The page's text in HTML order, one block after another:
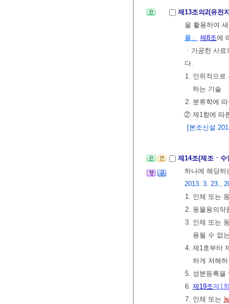
제13조의2(유전
을 활용하여
률」
제8조에
ㆍ가공한 사
다.
1. 인위적으로
하는 기술
2. 분류학에
② 제1항에 따
[본조신설
제14조(제조ㆍ
하나에 해당하
2013. 3. 23.,
1. 인체 또는
2. 동물용의약
3. 인체 또는
용될 수 없
4. 제1호부터
하게 저해
5. 성분등록을
6. 제19조제1
7. 인체 또는